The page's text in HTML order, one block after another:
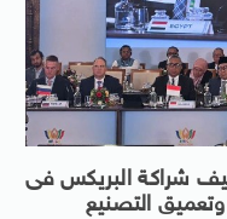
شراكة البريكس فى
التصنيع